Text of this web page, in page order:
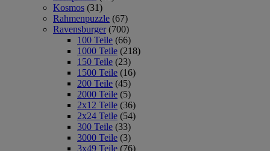
Kosmos (31)
Rahmenpuzzle (67)
Ravensburger (700)
100 Teile (66)
1000 Teile (218)
150 Teile (23)
1500 Teile (16)
200 Teile (45)
2000 Teile (5)
2x12 Teile (36)
2x24 Teile (54)
300 Teile (33)
3000 Teile (3)
3x49 Teile (76)